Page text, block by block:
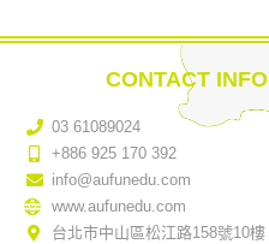
CONTACT INFO
03 61089024
+886 925 170 392
info@aufunedu.com
www.aufunedu.com
台北市中山區松江路158號10樓